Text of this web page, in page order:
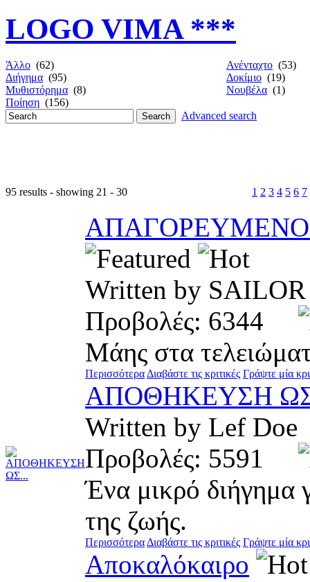
LOGO VIMA ***
Άλλο (62) Ανένταχτο (53)
Διήγημα (95) Δοκίμιο (19)
Μυθιστόρημα (8) Νουβέλα (1)
Ποίηση (156)
Advanced search
95 results - showing 21 - 30 1 2 3 4 5 6 7
Written by
Προβολές: 6344
Μάης στα
ΠερισσότεραΔιαβάστε τις κριτικές Γράψτε μία
ΑΠΟΘΗΚΕΥΣΗ
Written by Lef
Προβολές: 5591
Ένα μικρό διήγημα
της ζωής.
ΠερισσότεραΔιαβάστε τις κριτικές Γράψτε μία
Αποκαλόκαιρο